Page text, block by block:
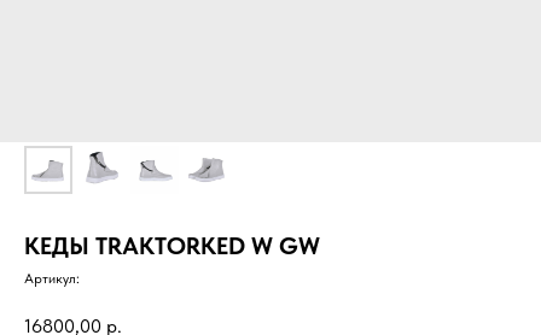
КЕДЫ TRAKTORKED W GW
Артикул:
16800,00 р.